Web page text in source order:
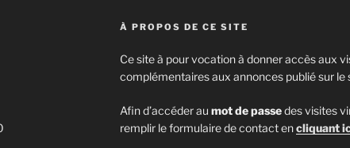
À PROPOS DE CE SITE
Ce site à pour vocation à donner accès aux
complémentaires aux annonces publié sur le
Afin d’accéder au mot de passedes visites
remplir le formulaire de contact encliquant